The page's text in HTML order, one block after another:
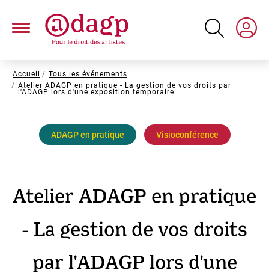
contenu
Fil
d'Ariane
Accueil
Tous les événements
Atelier ADAGP en pratique - La gestion de vos droits par
l'ADAGP lors d'une exposition temporaire
ADAGP en pratique Visioconférence
Atelier ADAGP en pratique
- La gestion de vos droits
par l'ADAGP lors d'une